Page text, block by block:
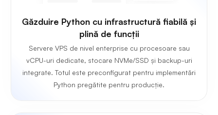
Găzduire Python cu infrastructură fiabilă și
plină de funcții
Servere VPS de nivel enterprise cu procesoare sau
vCPU-uri dedicate, stocare NVMe/SSD și backup-uri
integrate. Totul este preconfigurat pentru implementări
Python pregătite pentru producție.